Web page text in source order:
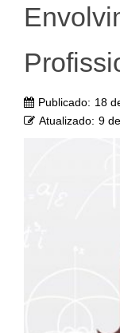
Publicado: 18
Atualizado: 9